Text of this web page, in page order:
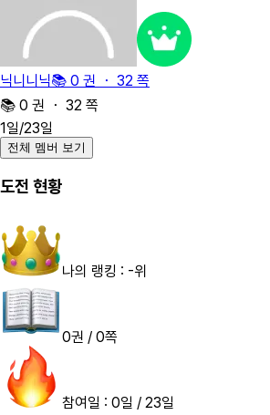
닉니니닉📚 0 권 ・ 32 쪽
📚 0 권 ・ 32 쪽
1일/23일
전체 멤버 보기
도전 현황
나의 랭킹 : -위
0권 / 0쪽
참여일 : 0일 / 23일